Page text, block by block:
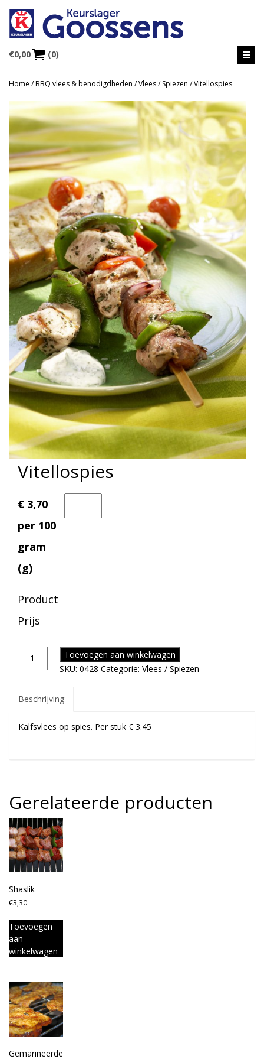
€0,00 (0)
Home /BBQ vlees & benodigdheden /Vlees / Spiezen / Vitellospies
Vitellospies
€ 3,70
per 100
gram
(g)
Product
Prijs
Toevoegen aan winkelwagen
SKU: 0428 Categorie: Vlees / Spiezen
Beschrijving
Kalfsvlees op spies. Per stuk € 3.45
Gerelateerde producten
Shaslik
€3,30
Toevoegen
aan
winkelwagen
Gemarineerde